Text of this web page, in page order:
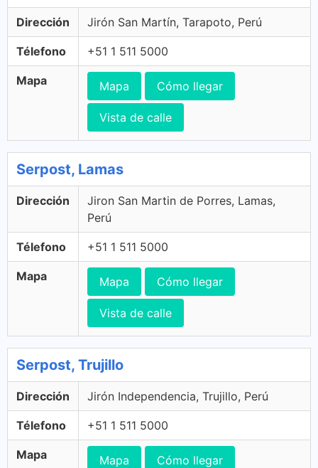
Dirección Jirón San Martín, Tarapoto, Perú
Télefono +51 1 511 5000
Mapa Mapa Cómo llegar
Vista de calle
Serpost, Lamas
Dirección
Jiron San Martin de Porres, Lamas,
Perú
Télefono +51 1 511 5000
Mapa Mapa Cómo llegar
Vista de calle
Serpost, Trujillo
Dirección Jirón Independencia, Trujillo, Perú
Télefono +51 1 511 5000
Mapa Mapa Cómo llegar